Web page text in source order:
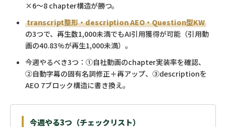
×6〜8 chapter構造が勝つ。
transcript整形・description AEO・Question型KW
の3つで、再生数1,000未満でもAI引用獲得が可能（引用動
画の40.83%が再生1,000未満）。
今週やるべき3つ：①自社動画のchapter実装率を確認、
②自動字幕の固有名詞修正＋再アップ、③descriptionを
AEO 7ブロック構造に書き換え。
今週やる3つ（チェックリスト）